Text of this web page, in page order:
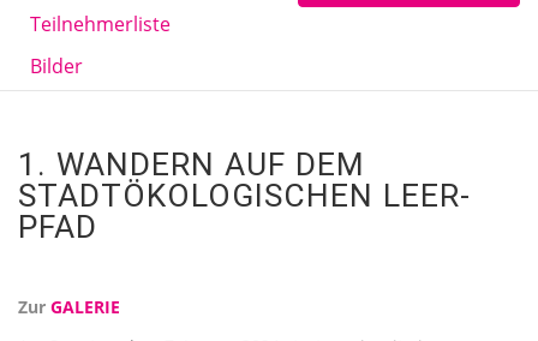
Teilnehmerliste
Bilder
1. WANDERN AUF DEM
STADTÖKOLOGISCHEN LEER-
PFAD
Zur GALERIE